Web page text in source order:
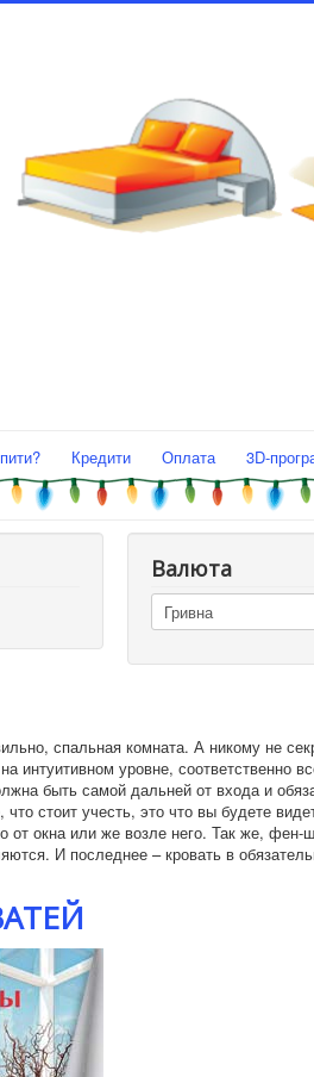
Кредити Оплата 3D-
Валюта
спальная комната. А никому не
интуитивном уровне, соответственно
быть самой дальней от входа и
стоит учесть, это что вы будете
от окна или же возле него. Так же, фен-
И последнее – кровать в